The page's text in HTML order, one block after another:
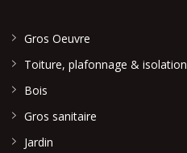
Gros Oeuvre
Toiture, plafonnage & isolation
Bois
Gros sanitaire
Jardin